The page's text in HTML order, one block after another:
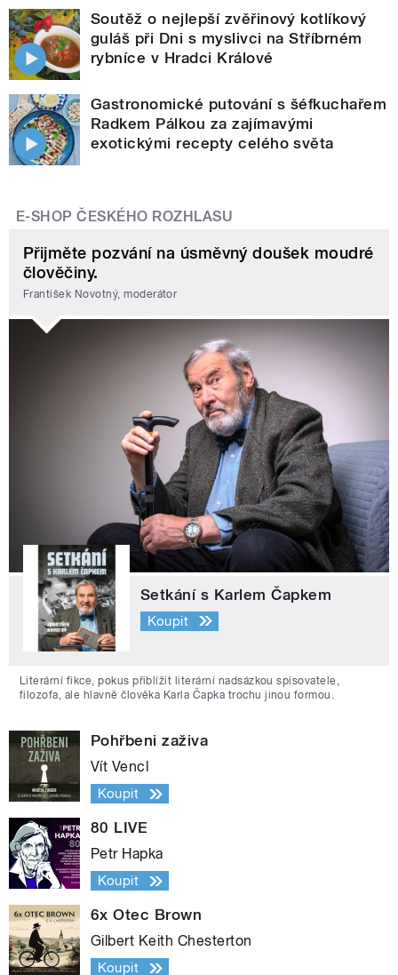
Soutěž o nejlepší zvěřinový kotlíkový
guláš při Dni s myslivci na Stříbrném
rybníce v Hradci Králové
Gastronomické putování s šéfkuchařem
Radkem Pálkou za zajímavými
exotickými recepty celého světa
E-SHOP ČESKÉHO ROZHLASU
Přijměte pozvání na úsměvný doušek moudré
člověčiny.
František Novotný, moderátor
Setkání s Karlem Čapkem
Koupit
Literární fikce, pokus přiblížit literární nadsázkou spisovatele,
filozofa, ale hlavně člověka Karla Čapka trochu jinou formou.
Pohřbeni zaživa
Vít Vencl
Koupit
80 LIVE
Petr Hapka
Koupit
6x Otec Brown
Gilbert Keith Chesterton
Koupit